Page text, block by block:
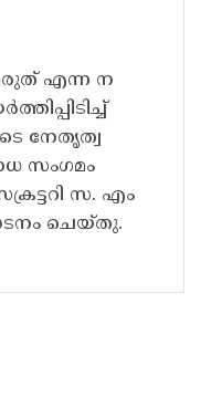
എന്ന ന
നേതൃത്വ
സംഗമം
സ. എം
ചെയ്തു.